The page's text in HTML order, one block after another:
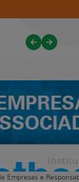
Empresas e